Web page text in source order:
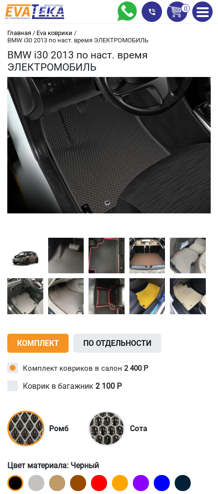
Главная / Eva коврики /
BMW i30 2013 по наст. время ЭЛЕКТРОМОБИЛЬ
BMW i30 2013 по наст. время
ЭЛЕКТРОМОБИЛЬ
КОМПЛЕКТ ПО ОТДЕЛЬНОСТИ
Комплект ковриков в салон 2 400 Р
Коврик в багажник 2 100 Р
Ромб Сота
Цвет материала: Черный
0